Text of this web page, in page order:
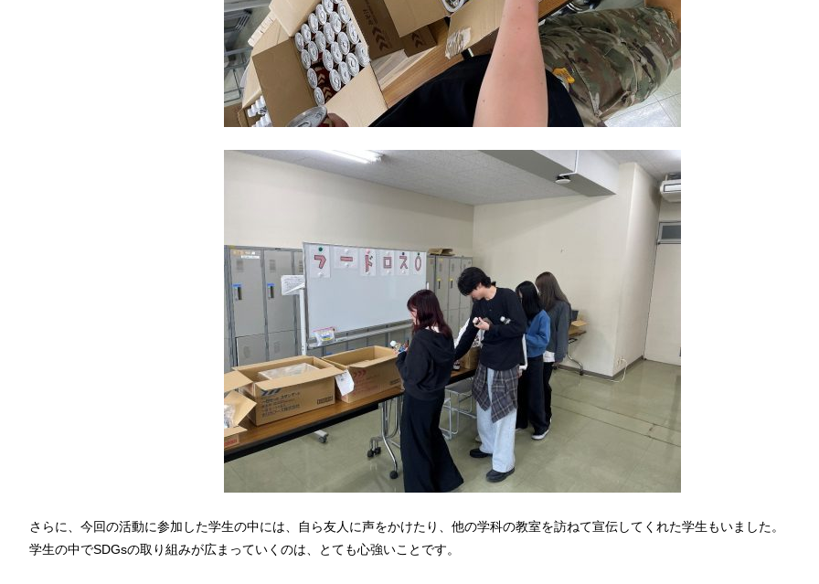
さらに、今回の活動に参加した学生の中には、自ら友人に声をかけたり、他の学科の教室を訪ねて宣伝してくれた学生もいました。
学生の中でSDGsの取り組みが広まっていくのは、とても心強いことです。